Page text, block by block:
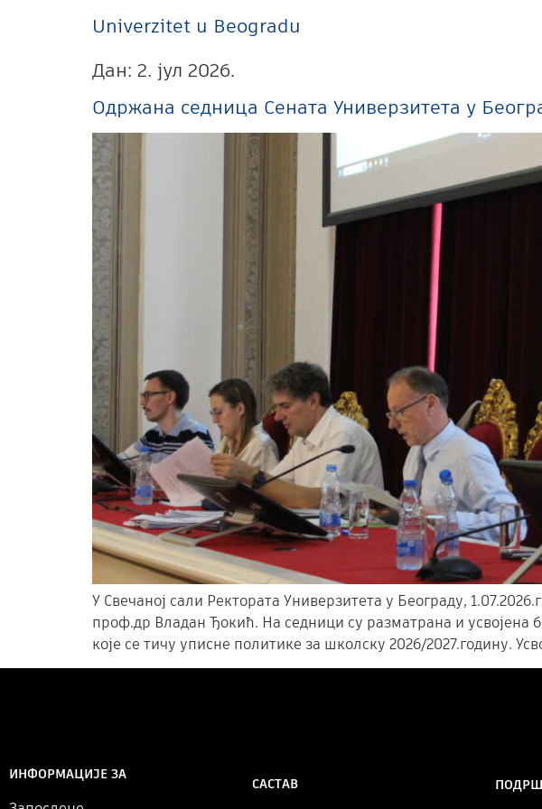
Univerzitet u Beogradu
Дан: 2. јул 2026.
Одржана седница Сената Универзитета у
У Свечаној сали Ректората Универзитета у Београду,
проф.др Владан Ђокић. На седници су разматрана и усвојена
које се тичу уписне политике за школску 2026/2027.годину.
ИНФОРМАЦИЈЕ ЗА
САСТАВ